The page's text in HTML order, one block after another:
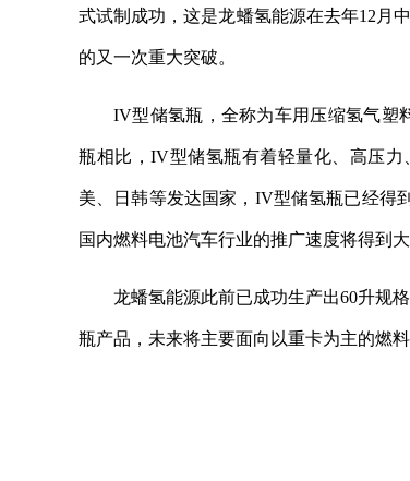
式试制成功，这是龙蟠氢能源在去年12月
的又一次重大突破。
IV型储氢瓶，全称为车用压缩氢气塑
瓶相比，IV型储氢瓶有着轻量化、高压
美、日韩等发达国家，IV型储氢瓶已经得
国内燃料电池汽车行业的推广速度将得到大
龙蟠氢能源此前已成功生产出60升规
瓶产品，未来将主要面向以重卡为主的燃料